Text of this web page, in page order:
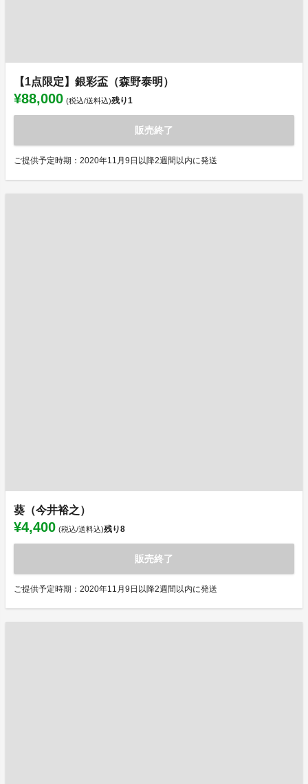
【1点限定】銀彩盃（森野泰明）
¥88,000 (税込/送料込)残り1
販売終了
ご提供予定時期：2020年11月9日以降2週間以内に発送
葵（今井裕之）
¥4,400 (税込/送料込)残り8
販売終了
ご提供予定時期：2020年11月9日以降2週間以内に発送